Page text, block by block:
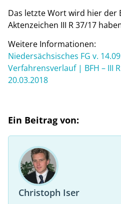
Das letzte Wort wird hier der
Aktenzeichen III R 37/17
Weitere Informationen:
Niedersächsisches FG v.
Verfahrensverlauf | BFH – III
20.03.2018
Ein Beitrag von:
Christoph Iser